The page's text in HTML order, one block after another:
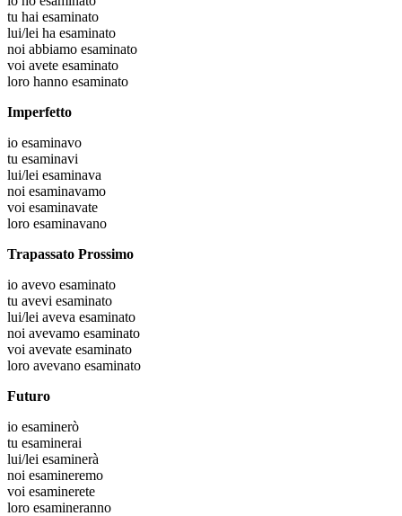
tu hai esaminato
lui/lei ha esaminato
noi abbiamo esaminato
voi avete esaminato
loro hanno esaminato
Imperfetto
io esaminavo
tu esaminavi
lui/lei esaminava
noi esaminavamo
voi esaminavate
loro esaminavano
Trapassato Prossimo
io avevo esaminato
tu avevi esaminato
lui/lei aveva esaminato
noi avevamo esaminato
voi avevate esaminato
loro avevano esaminato
Futuro
io esaminerò
tu esaminerai
lui/lei esaminerà
noi esamineremo
voi esaminerete
loro esamineranno